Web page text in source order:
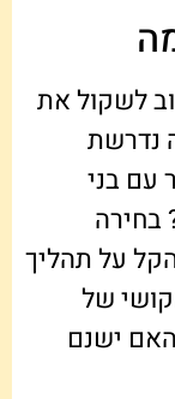
לשקול את
נדרשת
עם בני
בחירה
על תהליך
של
ישנם